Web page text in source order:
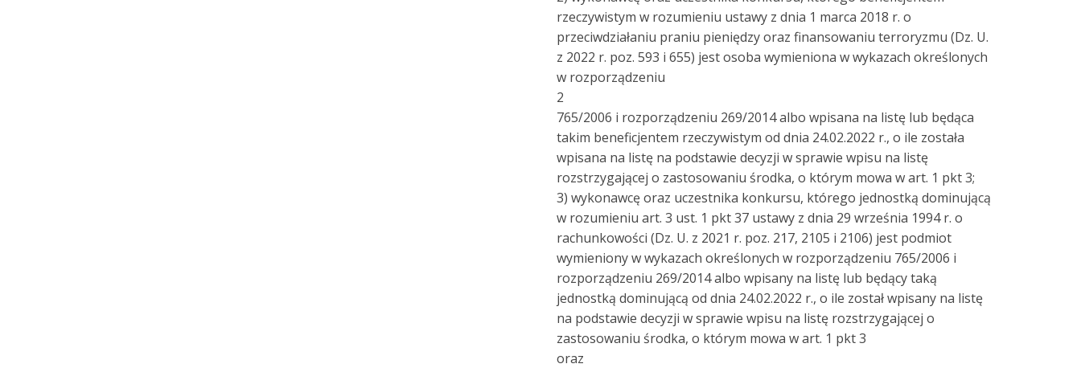
rzeczywistym w rozumieniu ustawy z dnia 1 marca 2018 r. o
przeciwdziałaniu praniu pieniędzy oraz finansowaniu terroryzmu (Dz. U.
z 2022 r. poz. 593 i 655) jest osoba wymieniona w wykazach określonych
w rozporządzeniu
2
765/2006 i rozporządzeniu 269/2014 albo wpisana na listę lub będąca
takim beneficjentem rzeczywistym od dnia 24.02.2022 r., o ile została
wpisana na listę na podstawie decyzji w sprawie wpisu na listę
rozstrzygającej o zastosowaniu środka, o którym mowa w art. 1 pkt 3;
3) wykonawcę oraz uczestnika konkursu, którego jednostką dominującą
w rozumieniu art. 3 ust. 1 pkt 37 ustawy z dnia 29 września 1994 r. o
rachunkowości (Dz. U. z 2021 r. poz. 217, 2105 i 2106) jest podmiot
wymieniony w wykazach określonych w rozporządzeniu 765/2006 i
rozporządzeniu 269/2014 albo wpisany na listę lub będący taką
jednostką dominującą od dnia 24.02.2022 r., o ile został wpisany na listę
na podstawie decyzji w sprawie wpisu na listę rozstrzygającej o
zastosowaniu środka, o którym mowa w art. 1 pkt 3
oraz